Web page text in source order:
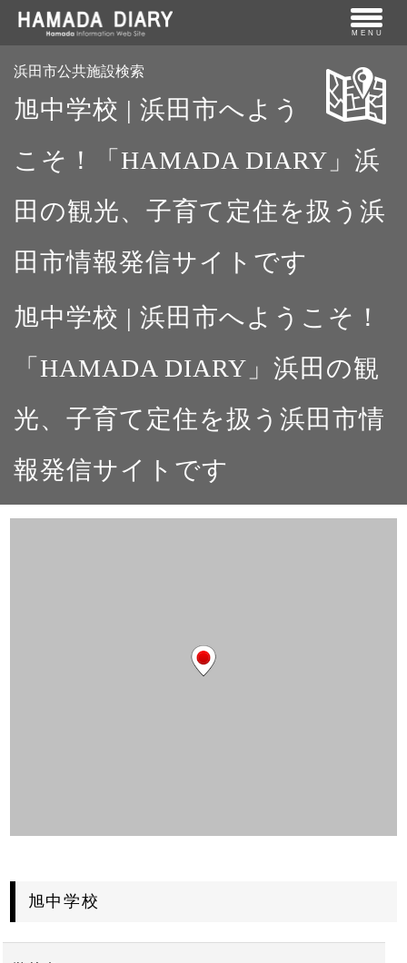
MENU
浜田市公共施設検索
旭中学校 | 浜田市へよう
こそ！「HAMADA DIARY」浜
田の観光、子育て定住を扱う浜
田市情報発信サイトです
旭中学校 | 浜田市へようこそ！
「HAMADA DIARY」浜田の観
光、子育て定住を扱う浜田市情
報発信サイトです
旭中学校